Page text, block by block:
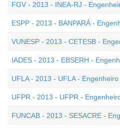
FGV - 2013 - INEA-RJ -
ESPP - 2013 - BANPARÁ -
VUNESP - 2013 - CETESB -
IADES - 2013 - EBSERH -
UFLA - 2013 - UFLA - Engenheiro
UFPR - 2013 - UFPR -
FUNCAB - 2013 - SESACRE -